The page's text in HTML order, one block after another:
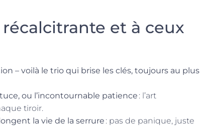
et à ceux
– voilà le trio qui brise les clés, toujours au plus
ou l’incontournable patience : l’art
tiroir.
la vie de la serrure : pas de panique, juste